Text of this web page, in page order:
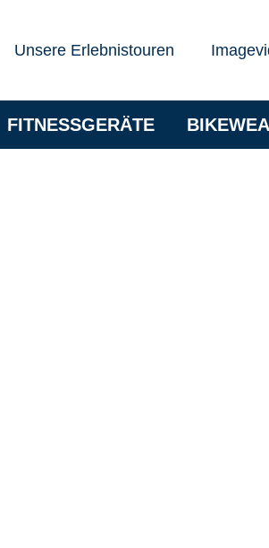
Unsere Erlebnistouren
FITNESSGERÄTE